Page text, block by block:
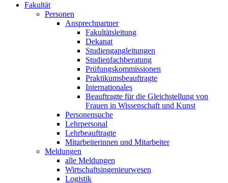
Fakultät
Personen
Ansprechpartner
Fakultätsleitung
Dekanat
Studiengangleitungen
Studienfachberatung
Prüfungskommissionen
Praktikumsbeauftragte
Internationales
Beauftragte für die Gleichstellung von
Frauen in Wissenschaft und Kunst
Personensuche
Lehrpersonal
Lehrbeauftragte
Mitarbeiterinnen und Mitarbeiter
Meldungen
alle Meldungen
Wirtschaftsingenieurwesen
Logistik